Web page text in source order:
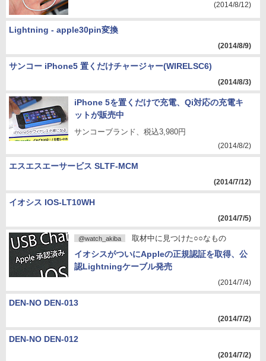
(2014/8/12)
Lightning - apple30pin変換
(2014/8/9)
サンコー iPhone5 置くだけチャージャー(WIRELSC6)
(2014/8/3)
iPhone 5を置くだけで充電、Qi対応の充電キ
ットが販売中
サンコーブランド、税込3,980円
(2014/8/2)
エスエスエーサービス SLTF-MCM
(2014/7/12)
イオシス IOS-LT10WH
(2014/7/5)
@watch_akiba 取材中に見つけた○○なもの
イオシスがついにAppleの正規認証を取得、公
認Lightningケーブル発売
(2014/7/4)
DEN-NO DEN-013
(2014/7/2)
DEN-NO DEN-012
(2014/7/2)